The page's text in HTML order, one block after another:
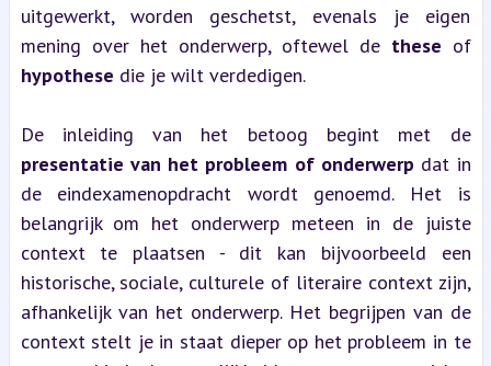
uitgewerkt, worden geschetst, evenals je eigen
mening over het onderwerp, oftewel de these
of
hypothese die je wilt verdedigen.
De inleiding van het betoog begint met de
presentatie van het probleem of onderwerp dat in
de eindexamenopdracht wordt genoemd. Het is
belangrijk om het onderwerp meteen in de juiste
context te plaatsen - dit kan bijvoorbeeld een
historische, sociale, culturele of literaire context zijn,
afhankelijk van het onderwerp. Het begrijpen van de
context stelt je in staat dieper op het probleem in te